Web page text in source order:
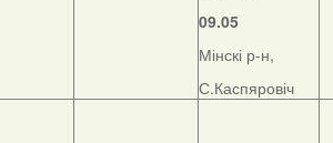
09.05
Мінскі р-н,
С.Каспяровіч